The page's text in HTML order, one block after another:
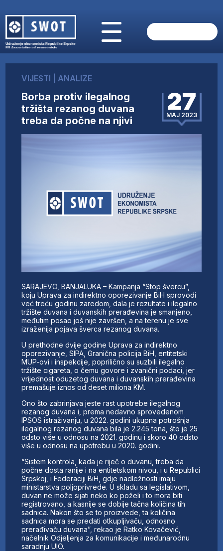
O NAMA
AKTUELNO
ANALIZE
KOMPANIJE
FINANSIJE
UČLANI SE
VIJESTI ANALIZE
Borba protiv ilegalnog
tržišta rezanog duvana
treba da počne na njivi
27
MAJ 2023
SARAJEVO, BANJALUKA – Kampanja “Stop švercu”,
koju Uprava za indirektno oporezivanje BiH sprovodi
već treću godinu zaredom, dala je rezultate i ilegalno
tržište duvana i duvanskih prerađevina je smanjeno,
međutim posao još nije završen, a na terenu je sve
izraženija pojava šverca rezanog duvana.
U prethodne dvije godine Uprava za indirektno
oporezivanje, SIPA, Granična policija BiH, entitetski
MUP-ovi i inspekcije, poprilično su suzbili ilegalno
tržište cigareta, o čemu govore i zvanični podaci, jer
vrijednost oduzetog duvana i duvanskih prerađevina
premašuje iznos od deset miliona KM.
Ono što zabrinjava jeste rast upotrebe ilegalnog
rezanog duvana i, prema nedavno sprovedenom
IPSOS istraživanju, u 2022. godini ukupna potrošnja
ilegalnog rezanog duvana bila je 2.245 tona, što je 25
odsto više u odnosu na 2021. godinu i skoro 40 odsto
više u odnosu na upotrebu u 2020. godini.
“Sistem kontrola, kada je riječ o duvanu, treba da
počne dosta ranije i na entitetskom nivou, i u Republici
Srpskoj, i Federaciji BiH, gdje nadležnosti imaju
ministarstva poljoprivrede. U skladu sa legislativom,
duvan ne može sijati neko ko poželi i to mora biti
registrovano, a kasnije se dobije tačna količina tih
sadnica. Nakon što se to proizvede, ta količina
sadnica mora se predati otkupljivaču, odnosno
prerađivaču duvana”, rekao je Ratko Kovačević,
načelnik Odjeljenja za komunikacije i međunarodnu
saradnju UIO.